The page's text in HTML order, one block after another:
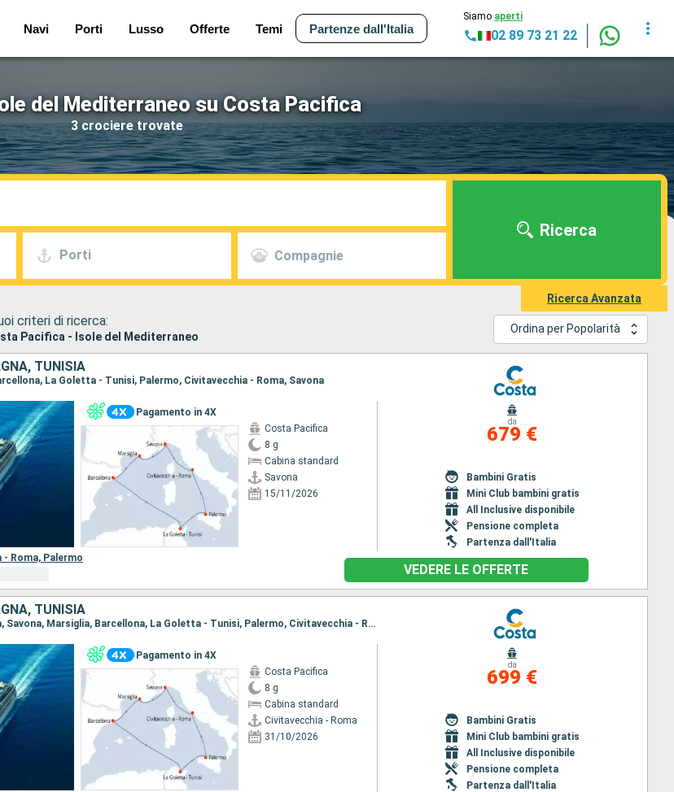
Navi Porti Lusso Offerte Temi Partenze dall'Italia
Siamo aperti
02 89 73 21 22
del Mediterraneo su Costa Pacifica
3 crociere trovate
Porti Compagnie
Ricerca
Ricerca Avanzata
criteri di ricerca:
Pacifica - Isole del Mediterraneo
Ordina per Popolarità
TUNISIA
La Goletta - Tunisi, Palermo, Civitavecchia - Roma, Savona
Pagamento in 4X
Costa Pacifica
8 g
Cabina standard
Savona
15/11/2026
da
679 €
Bambini Gratis
Mini Club bambini gratis
All Inclusive disponibile
Pensione completa
Partenza dall'Italia
- Roma, Palermo
VEDERE LE OFFERTE
TUNISIA
Itinerario : Civitavecchia - Roma, Savona, Marsiglia, Barcellona, La Goletta - Tunisi, Palermo, Civitavecchia - Roma
Pagamento in 4X
Costa Pacifica
8 g
Cabina standard
Civitavecchia - Roma
31/10/2026
da
699 €
Bambini Gratis
Mini Club bambini gratis
All Inclusive disponibile
Pensione completa
Partenza dall'Italia